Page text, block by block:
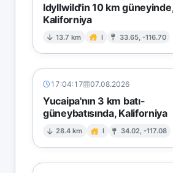
Idyllwild'in 10 km
Kaliforniya
13.7 km I 33.65, -116.70
17:04:17 07.08.2026
Yucaipa'nın 3 km batı-
güneybatısında, Kaliforniya
28.4 km I 34.02, -117.08